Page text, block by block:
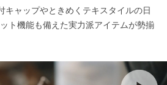
キャップやときめくテキスタイルの日
ト機能も備えた実力派アイテムが勢揃